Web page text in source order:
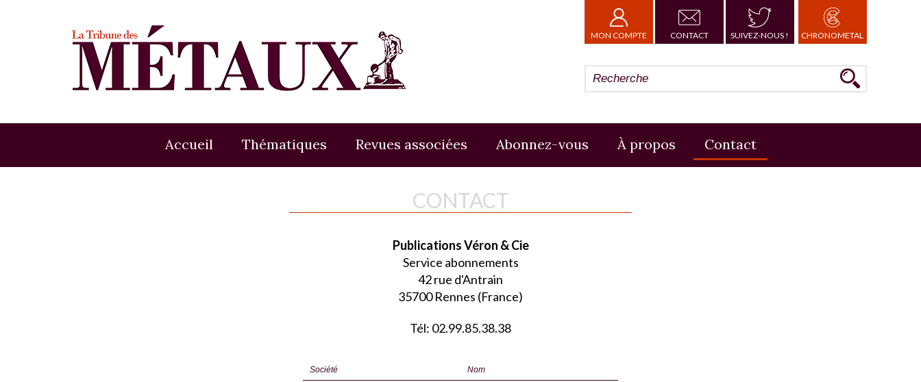
MON COMPTE CONTACT SUIVEZ-NOUS ! CHRONOMETAL
Accueil Thématiques Revues associées Abonnez-vous À propos Contact
CONTACT
Publications Véron & Cie
Service abonnements
42 rue d'Antrain
35700 Rennes (France)
Tél: 02.99.85.38.38